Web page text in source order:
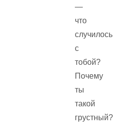
—
что
случилось
с
тобой?
Почему
ты
такой
грустный?